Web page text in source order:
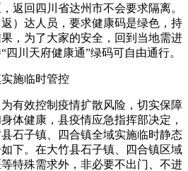
返回四川省达州市不会要求隔离。
）达人员，要求健康码是绿色，持
，为了大家的安全，回到当地需进
川天府健康通”绿码可自由通行。
施临时管控
有效控制疫情扩散风险，切实保障
体健康，县疫情应急指挥部决定，
石子镇、四合镇全域实施临时静态
下。在大竹县石子镇、四合镇区域
特殊需求外，非必要不出门、不进